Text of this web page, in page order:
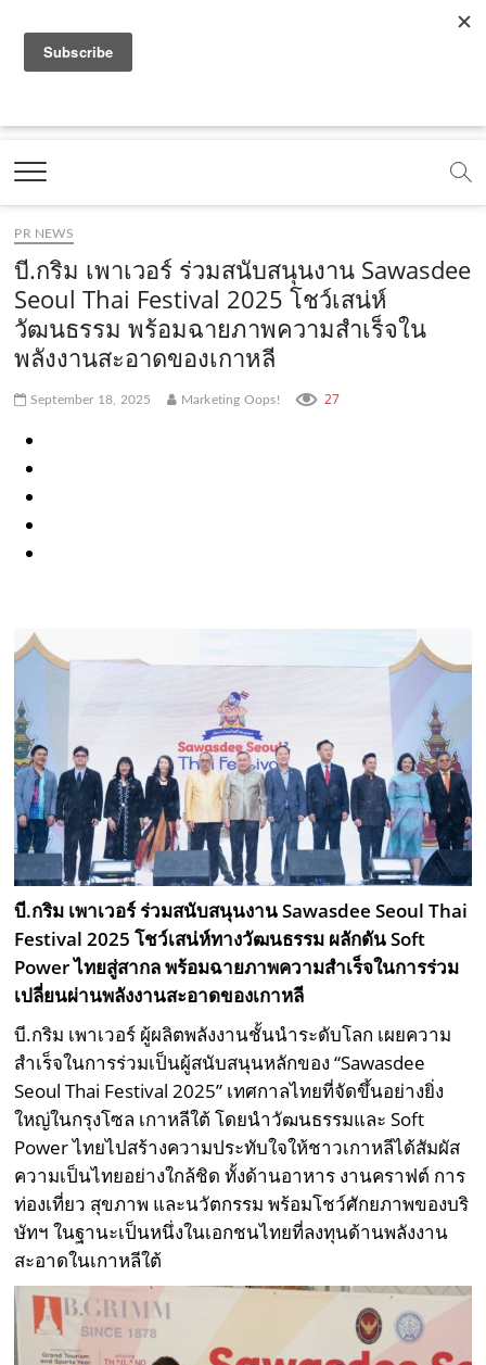
a
e
b
o
o
k
.
c
o
o
t
b
.
c
o
m
.
o
e
m
t
g
a
m
.
c
t
k
c
o
m
Marketing Oops!
DIGITAL | CREATIVE | ADVERTISING | CAMPAIGN |
PR NEWS
บี.กริม เพาเวอร์ ร่วมสนับสนุนงาน Sawasdee
Seoul Thai Festival 2025 โชว์เสน่ห์
วัฒนธรรม พร้อมฉายภาพความสำเร็จใน
พลังงานสะอาดของเกาหลี
September 18, 2025 Marketing Oops! 27
บี.กริม เพาเวอร์ ร่วมสนับสนุนงาน Sawasdee Seoul Thai
Festival 2025 โชว์เสน่ห์ทางวัฒนธรรม ผลักดัน Soft
Power ไทยสู่สากล พร้อมฉายภาพความสำเร็จในการร่วม
เปลี่ยนผ่านพลังงานสะอาดของเกาหลี
บี.กริม เพาเวอร์ ผู้ผลิตพลังงานชั้นนำระดับโลก เผยความ
สำเร็จในการร่วมเป็นผู้สนับสนุนหลักของ “Sawasdee
Seoul Thai Festival 2025” เทศกาลไทยที่จัดขึ้นอย่างยิ่ง
ใหญ่ในกรุงโซล เกาหลีใต้ โดยนำวัฒนธรรมและ Soft
Power ไทยไปสร้างความประทับใจให้ชาวเกาหลีได้สัมผัส
ความเป็นไทยอย่างใกล้ชิด ทั้งด้านอาหาร งานคราฟต์ การ
ท่องเที่ยว สุขภาพ และนวัตกรรม พร้อมโชว์ศักยภาพของบริ
ษัทฯ ในฐานะเป็นหนึ่งในเอกชนไทยที่ลงทุนด้านพลังงาน
สะอาดในเกาหลีใต้